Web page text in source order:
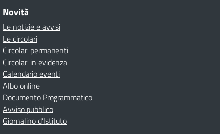
Novità
Le notizie e avvisi
Le circolari
Circolari permanenti
Circolari in evidenza
Calendario eventi
Albo online
Documento Programmatico
Avviso pubblico
Giornalino d’Istituto